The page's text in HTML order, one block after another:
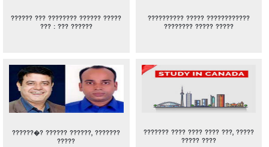
?????? ??? ???????? ?????? ?????
??? : ??? ??????
?????????? ????? ????????????
???????? ????? ?????
??????�? ?????? ??????, ???????
?????
??????? ???? ???? ???? ???, ?????
????? ????